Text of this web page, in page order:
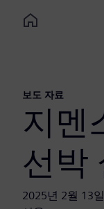
Home
보도 자료
지멘
선박
2025년 2월 13일